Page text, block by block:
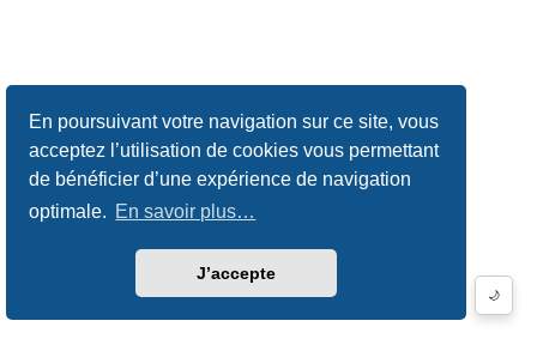
En poursuivant votre navigation sur ce site, vous
acceptez l’utilisation de cookies vous permettant
de bénéficier d’une expérience de navigation
optimale. En savoir plus…
J’accepte
🌙